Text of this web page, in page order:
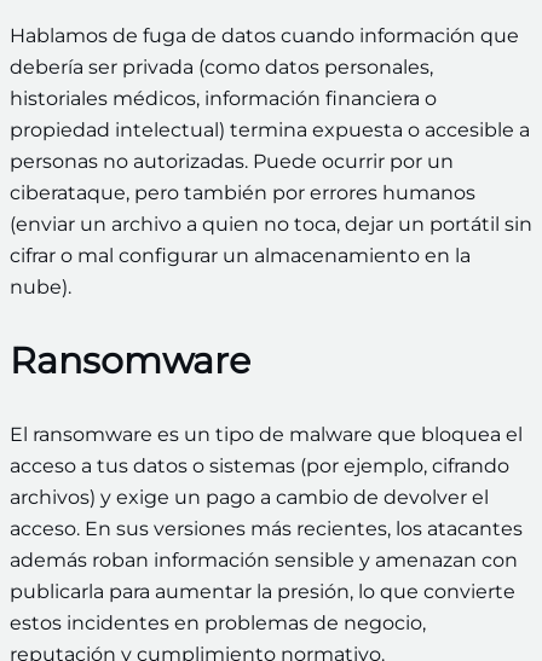
Hablamos de fuga de datos cuando información que
debería ser privada (como datos personales,
historiales médicos, información financiera o
propiedad intelectual) termina expuesta o accesible a
personas no autorizadas. Puede ocurrir por un
ciberataque, pero también por errores humanos
(enviar un archivo a quien no toca, dejar un portátil sin
cifrar o mal configurar un almacenamiento en la
nube).
Ransomware
El ransomware es un tipo de malware que bloquea el
acceso a tus datos o sistemas (por ejemplo, cifrando
archivos) y exige un pago a cambio de devolver el
acceso. En sus versiones más recientes, los atacantes
además roban información sensible y amenazan con
publicarla para aumentar la presión, lo que convierte
estos incidentes en problemas de negocio,
reputación y cumplimiento normativo.